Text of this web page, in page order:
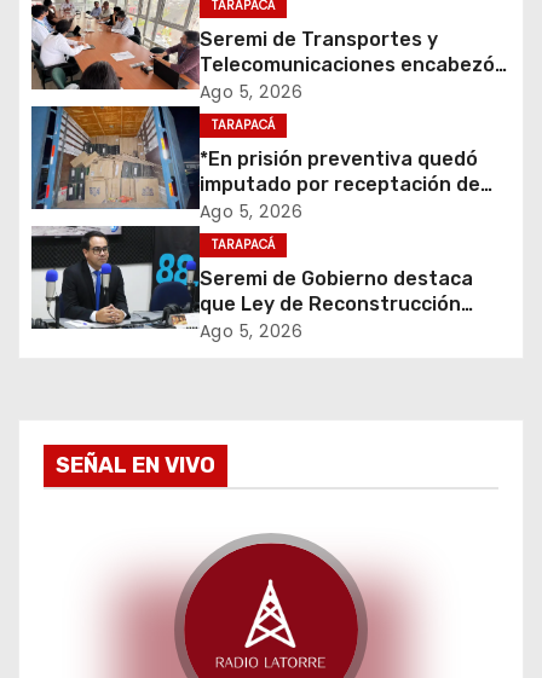
i
ó
n
d
e
e
r
a
TARAPACÁ
Seremi de Transportes y
Telecomunicaciones encabezó
primera mesa de coordinación
para el retiro de cables en
desuso en Iquique
Ago 5, 2026
TARAPACÁ
*En prisión preventiva quedó
imputado por receptación de
cigarrillos avaluados en $1.600
millones*
Ago 5, 2026
TARAPACÁ
Seremi de Gobierno destaca
que Ley de Reconstrucción
Nacional impulsará la inversión
Ago 5, 2026
SEÑAL EN VIVO